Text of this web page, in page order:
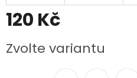
120 Kč
cena:
Zvolte variantu